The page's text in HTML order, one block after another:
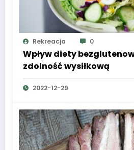
Rekreacja 0
Wpływ diety
zdolność wysiłkową
2022-12-29